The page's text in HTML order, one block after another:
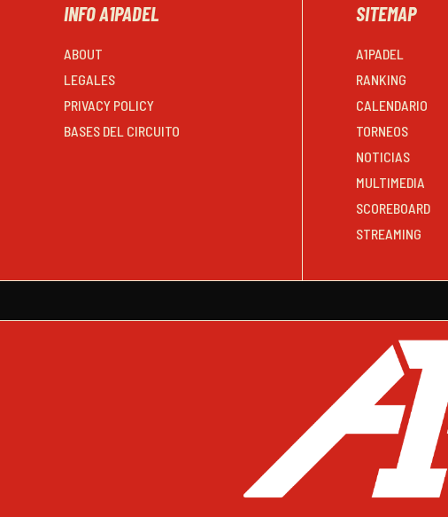
INFO A1PADEL
ABOUT
LEGALES
PRIVACY POLICY
BASES DEL CIRCUITO
SITEMAP
A1PADEL
RANKING
CALENDARIO
TORNEOS
NOTICIAS
MULTIMEDIA
SCOREBOARD
STREAMING